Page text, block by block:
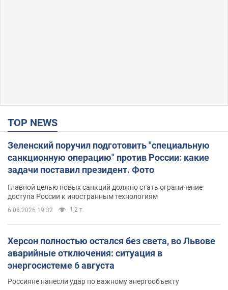
TOP NEWS
Зеленский поручил подготовить "специальную
санкционную операцию" против России: какие
задачи поставил президент. Фото
Главной целью новых санкций должно стать ограничение
доступа России к иностранным технологиям
6.08.2026 19:32 1,2 т.
Херсон полностью остался без света, во Львове
аварийные отключения: ситуация в
энергосистеме 6 августа
Россияне нанесли удар по важному энергообъекту